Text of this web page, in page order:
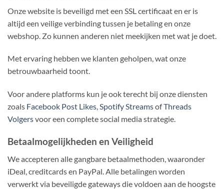
Onze website is beveiligd met een SSL certificaat en er is
altijd een veilige verbinding tussen je betaling en onze
webshop. Zo kunnen anderen niet meekijken met wat je doet.
Met ervaring hebben we klanten geholpen, wat onze
betrouwbaarheid toont.
Voor andere platforms kun je ook terecht bij onze diensten
zoals Facebook Post Likes,Spotify StreamsofThreads
Volgersvoor een complete social media strategie.
Betaalmogelijkheden en Veiligheid
We accepteren alle gangbare betaalmethoden, waaronder
iDeal, creditcards en PayPal. Alle betalingen worden
verwerkt via beveiligde gateways die voldoen aan de hoogste